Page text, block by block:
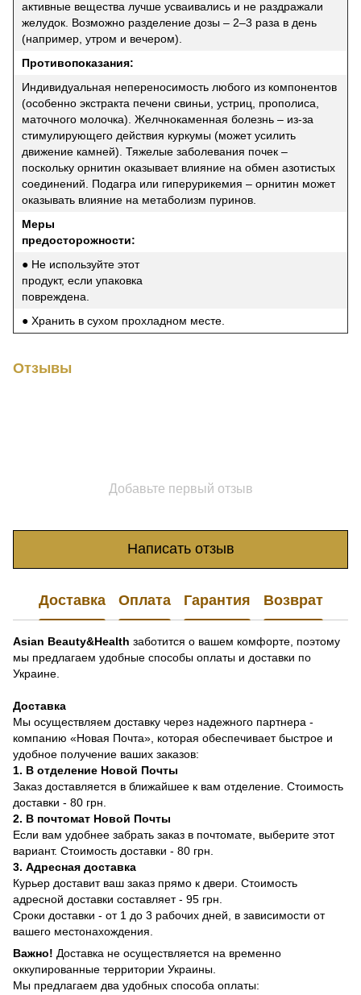
активные вещества лучше усваивались и не раздражали
желудок. Возможно разделение дозы – 2–3 раза в день
(например, утром и вечером).
Противопоказания:
Индивидуальная непереносимость любого из компонентов
(особенно экстракта печени свиньи, устриц, прополиса,
маточного молочка). Желчнокаменная болезнь – из-за
стимулирующего действия куркумы (может усилить
движение камней). Тяжелые заболевания почек –
поскольку орнитин оказывает влияние на обмен азотистых
соединений. Подагра или гиперурикемия – орнитин может
оказывать влияние на метаболизм пуринов.
Меры
предосторожности:
● Не используйте этот
продукт, если упаковка
повреждена.
● Хранить в сухом прохладном месте.
Отзывы
Добавьте первый отзыв
Написать отзыв
Доставка Оплата Гарантия Возврат
Asian Beauty&Health заботится о вашем комфорте, поэтому
мы предлагаем удобные способы оплаты и доставки по
Украине.
Доставка
Мы осуществляем доставку через надежного партнера -
компанию «Новая Почта», которая обеспечивает быстрое и
удобное получение ваших заказов:
1. В отделение Новой Почты
Заказ доставляется в ближайшее к вам отделение. Стоимость
доставки - 80 грн.
2. В почтомат Новой Почты
Если вам удобнее забрать заказ в почтомате, выберите этот
вариант. Стоимость доставки - 80 грн.
3. Адресная доставка
Курьер доставит ваш заказ прямо к двери. Стоимость
адресной доставки составляет - 95 грн.
Сроки доставки - от 1 до 3 рабочих дней, в зависимости от
вашего местонахождения.
Важно! Доставка не осуществляется на временно
оккупированные территории Украины.
Мы предлагаем два удобных способа оплаты: